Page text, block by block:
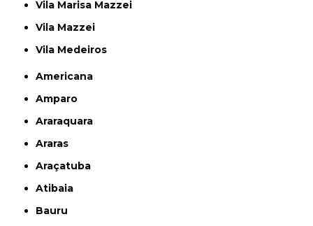
Vila Marisa Mazzei
Vila Mazzei
Vila Medeiros
Americana
Amparo
Araraquara
Araras
Araçatuba
Atibaia
Bauru